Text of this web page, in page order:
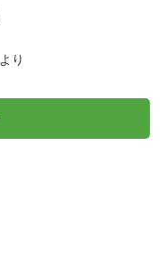
より